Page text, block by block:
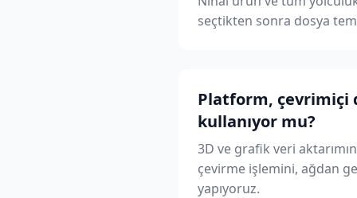
seçtikten sonra dosya
Platform, çevrimiçi
kullanıyor mu?
3D ve grafik veri
çevirme işlemini, ağdan
yapıyoruz.